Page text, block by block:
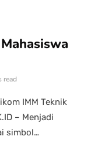
read
IMM Teknik
– Menjadi
simbol…